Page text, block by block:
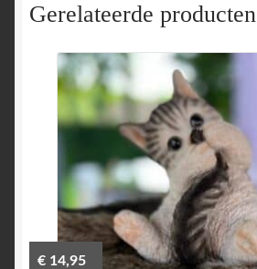
Gerelateerde producten
€14,95